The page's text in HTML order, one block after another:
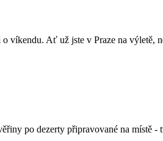
víkendu. Ať už jste v Praze na
po dezerty připravované na místě